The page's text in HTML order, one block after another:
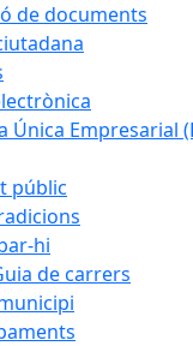
de documents
Única Empresarial
públic
hi
de carrers